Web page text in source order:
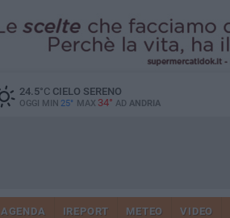
24.5°CCIELO SERENO
OGGI MIN 25° MAX 34° AD ANDRIA
AGENDA IREPORT METEO VIDEO